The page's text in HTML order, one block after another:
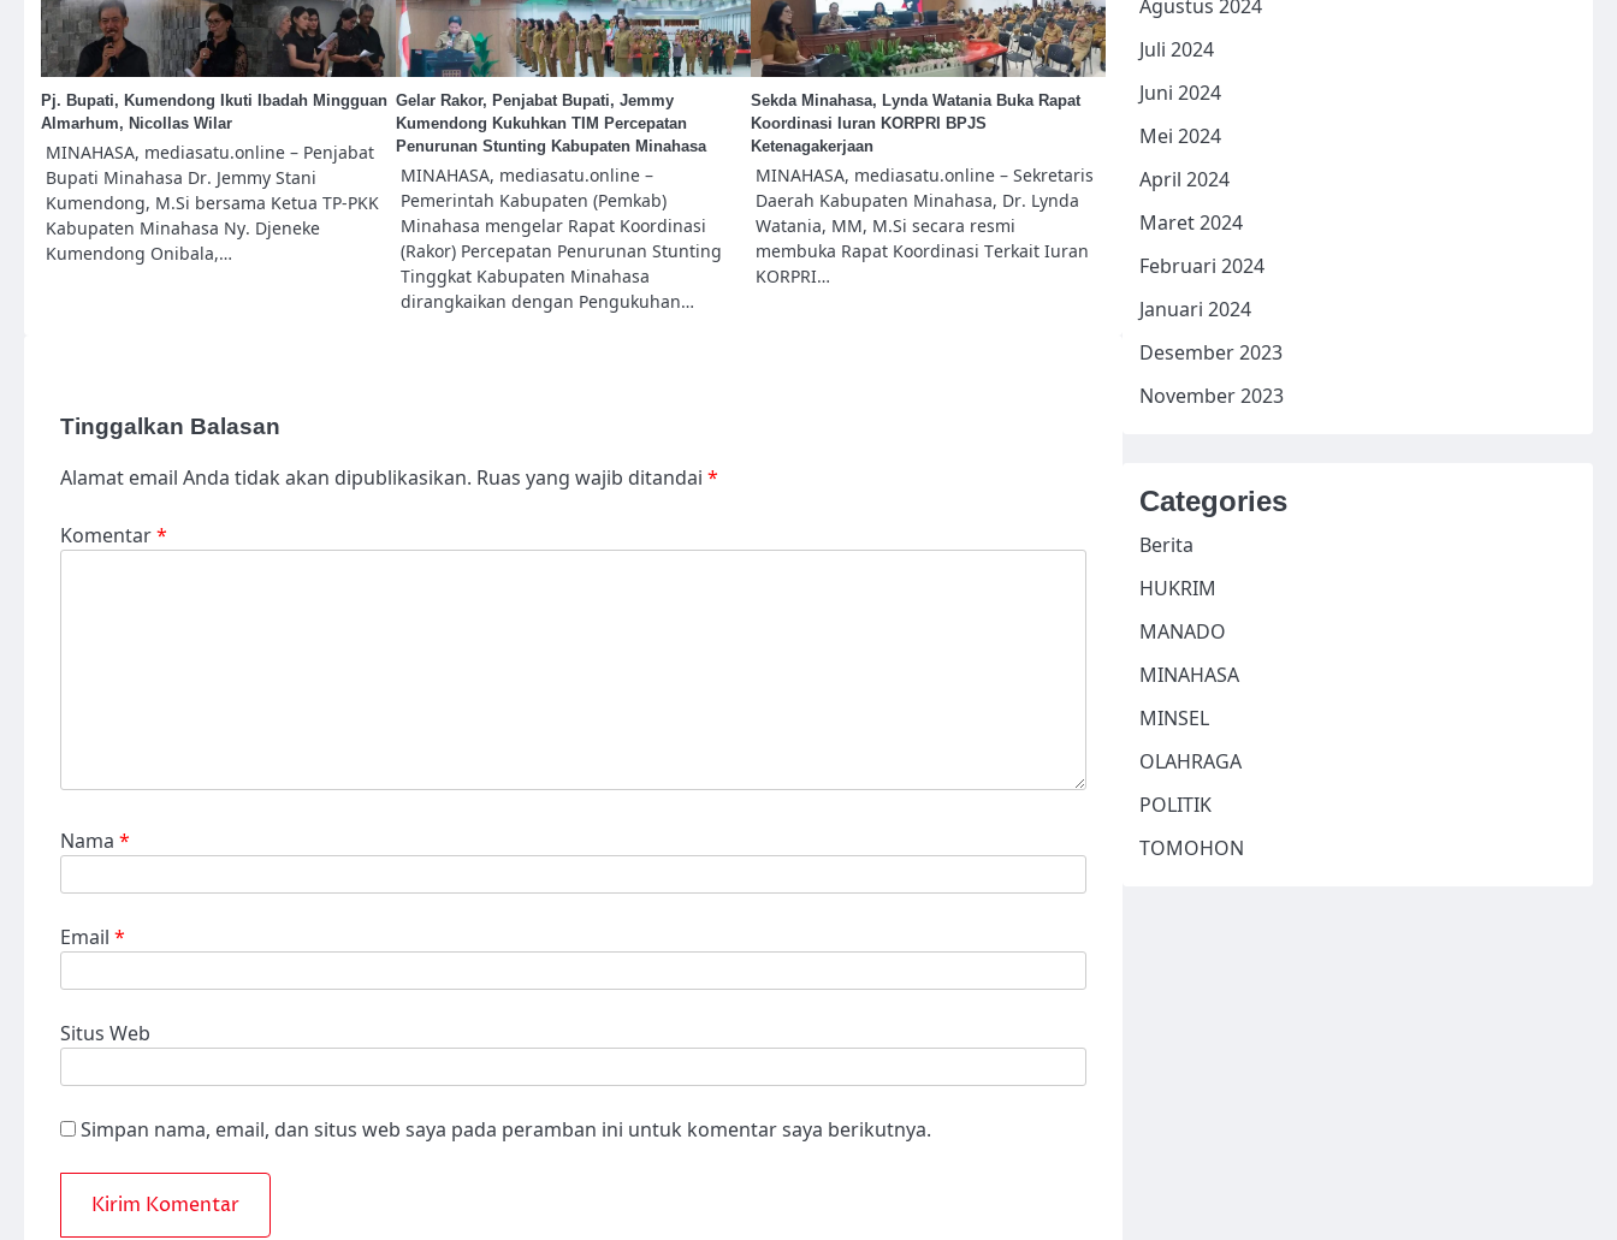
Pj. Bupati, Kumendong Ikuti Ibadah Mingguan
Almarhum, Nicollas Wilar
MINAHASA, mediasatu.online – Penjabat
Bupati Minahasa Dr. Jemmy Stani
Kumendong, M.Si bersama Ketua TP-PKK
Kabupaten Minahasa Ny. Djeneke
Kumendong Onibala,…
Gelar Rakor, Penjabat Bupati, Jemmy
Kumendong Kukuhkan TIM Percepatan
Penurunan Stunting Kabupaten Minahasa
MINAHASA, mediasatu.online –
Pemerintah Kabupaten (Pemkab)
Minahasa mengelar Rapat Koordinasi
(Rakor) Percepatan Penurunan Stunting
Tinggkat Kabupaten Minahasa
dirangkaikan dengan Pengukuhan…
Sekda Minahasa, Lynda Watania Buka Rapat
Koordinasi Iuran KORPRI BPJS
Ketenagakerjaan
MINAHASA, mediasatu.online – Sekretaris
Daerah Kabupaten Minahasa, Dr. Lynda
Watania, MM, M.Si secara resmi
membuka Rapat Koordinasi Terkait Iuran
KORPRI…
Tinggalkan Balasan
Alamat email Anda tidak akan dipublikasikan. Ruas yang wajib ditandai *
Komentar*
Nama *
Email *
Situs Web
Simpan nama, email, dan situs web saya pada peramban ini untuk komentar saya berikutnya.
Agustus 2024
Juli 2024
Juni 2024
Mei 2024
April 2024
Maret 2024
Februari 2024
Januari 2024
Desember 2023
November 2023
Categories
Berita
HUKRIM
MANADO
MINAHASA
MINSEL
OLAHRAGA
POLITIK
TOMOHON